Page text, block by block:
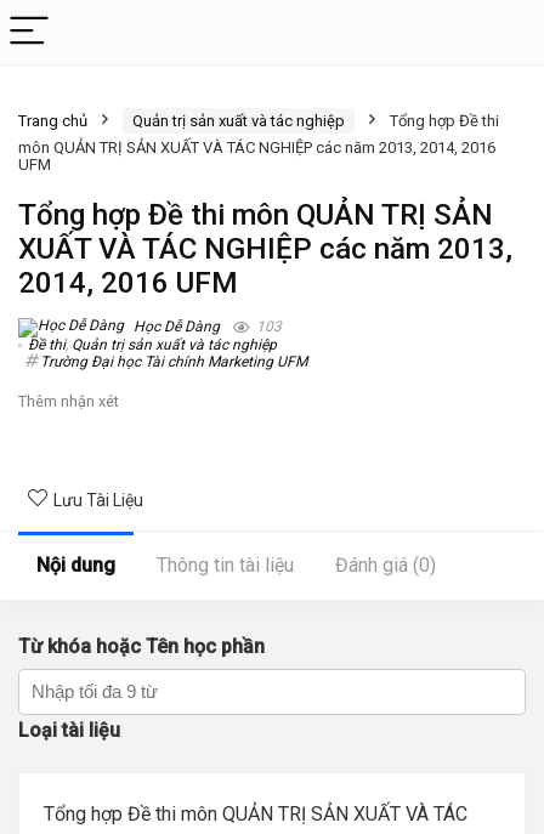
Trang chủ Quản trị sản xuất và tác nghiệp
Tổng hợp Đề thi
môn QUẢN TRỊ SẢN XUẤT VÀ TÁC NGHIỆP các năm 2013, 2014, 2016
UFM
Tổng hợp Đề thi môn QUẢN TRỊ SẢN
XUẤT VÀ TÁC NGHIỆP các năm 2013,
2014, 2016 UFM
Học Dễ Dàng
103
Đề thi, Quản trị sản xuất và tác nghiệp
Trường Đại học Tài chính Marketing UFM
Thêm nhận xét
Lưu Tài Liệu
Nội dung Thông tin tài liệu Đánh giá (0)
Từ khóa hoặc Tên học phần
Loại tài liệu
Tổng hợp Đề thi môn QUẢN TRỊ SẢN XUẤT VÀ TÁC